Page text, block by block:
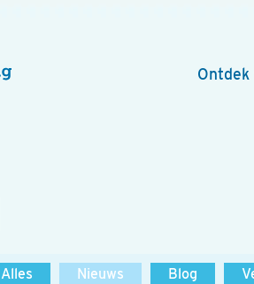
Alles Nieuws Blog